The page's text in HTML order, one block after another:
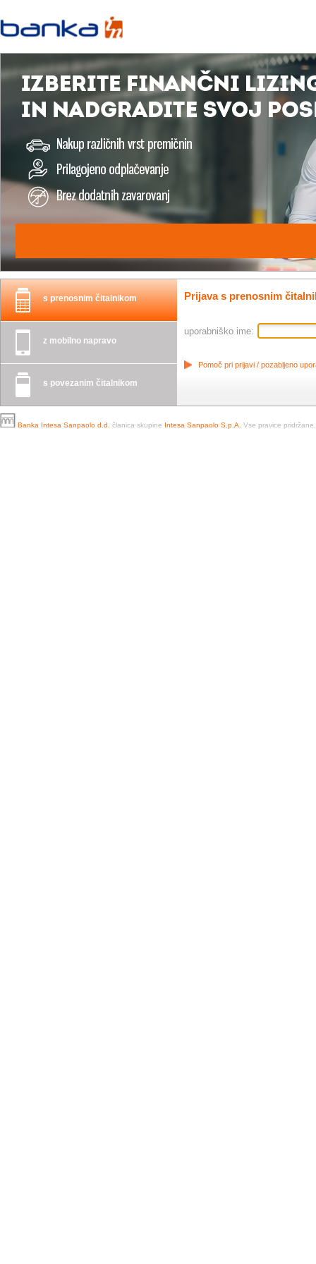
s prenosnim čitalnikom
z mobilno napravo
s povezanim čitalnikom
Prijava s prenosnim
uporabniško ime:
Pomoč pri prijavi / pozabljeno
Banka Intesa Sanpaolo d.d. članica skupine Intesa Sanpaolo S.p.A. Vse pravice pridržane.